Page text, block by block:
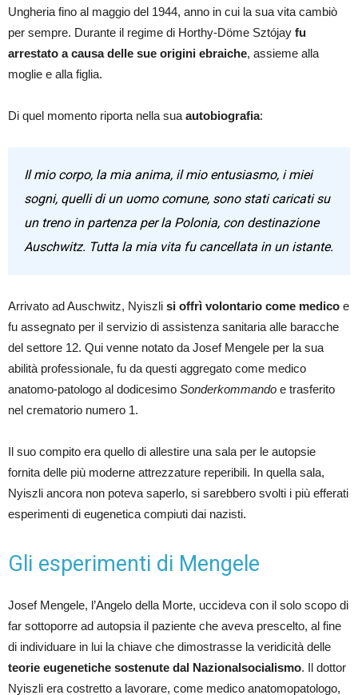
Ungheria fino al maggio del 1944, anno in cui la sua vita cambiò
per sempre. Durante il regime di Horthy-Döme Sztójay fu
arrestato a causa delle sue origini ebraiche, assieme alla
moglie e alla figlia.
Di quel momento riporta nella sua autobiografia:
Il mio corpo, la mia anima, il mio entusiasmo, i miei
sogni, quelli di un uomo comune, sono stati caricati su
un treno in partenza per la Polonia, con destinazione
Auschwitz. Tutta la mia vita fu cancellata in un istante.
Arrivato ad Auschwitz, Nyiszli si offrì volontario come medico e
fu assegnato per il servizio di assistenza sanitaria alle baracche
del settore 12. Qui venne notato da Josef Mengele per la sua
abilità professionale, fu da questi aggregato come medico
anatomo-patologo al dodicesimo Sonderkommando e trasferito
nel crematorio numero 1.
Il suo compito era quello di allestire una sala per le autopsie
fornita delle più moderne attrezzature reperibili. In quella sala,
Nyiszli ancora non poteva saperlo, si sarebbero svolti i più efferati
esperimenti di eugenetica compiuti dai nazisti.
Gli esperimenti di Mengele
Josef Mengele, l’Angelo della Morte, uccideva con il solo scopo di
far sottoporre ad autopsia il paziente che aveva prescelto, al fine
di individuare in lui la chiave che dimostrasse la veridicità delle
teorie eugenetiche sostenute dal Nazionalsocialismo. Il dottor
Nyiszli era costretto a lavorare, come medico anatomopatologo,